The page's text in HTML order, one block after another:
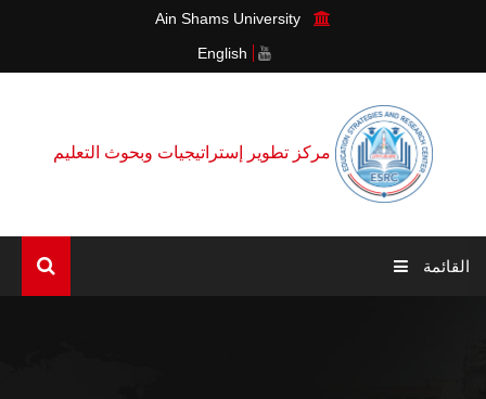
Ain Shams University
English
القائمة